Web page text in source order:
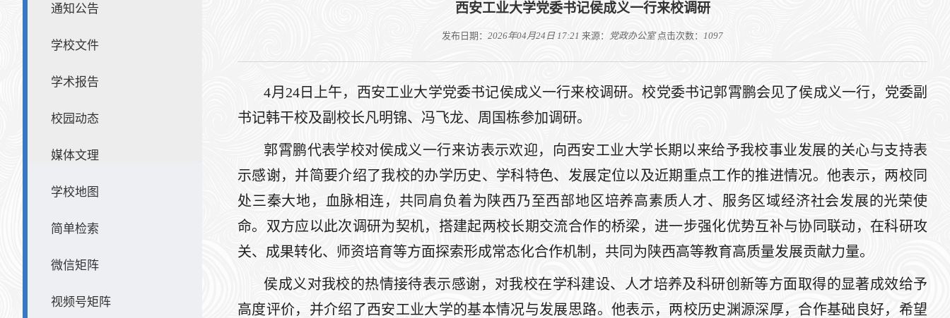
通知公告
学校文件
学术报告
校园动态
媒体文理
学校地图
简单检索
微信矩阵
视频号矩阵
西安工业大学党委书记侯成义一行来校调研
发布日期： 2026年04月24日 17:21 来源： 党政办公室 点击次数： 1097
4月24日上午，西安工业大学党委书记侯成义一行来校调研。校党委书记郭霄鹏会见了侯成义一行，党委副
书记韩干校及副校长凡明锦、冯飞龙、周国栋参加调研。
郭霄鹏代表学校对侯成义一行来访表示欢迎，向西安工业大学长期以来给予我校事业发展的关心与支持表
示感谢，并简要介绍了我校的办学历史、学科特色、发展定位以及近期重点工作的推进情况。他表示，两校同
处三秦大地，血脉相连，共同肩负着为陕西乃至西部地区培养高素质人才、服务区域经济社会发展的光荣使
命。双方应以此次调研为契机，搭建起两校长期交流合作的桥梁，进一步强化优势互补与协同联动，在科研攻
关、成果转化、师资培育等方面探索形成常态化合作机制，共同为陕西高等教育高质量发展贡献力量。
侯成义对我校的热情接待表示感谢，对我校在学科建设、人才培养及科研创新等方面取得的显著成效给予
高度评价，并介绍了西安工业大学的基本情况与发展思路。他表示，两校历史渊源深厚，合作基础良好，希望